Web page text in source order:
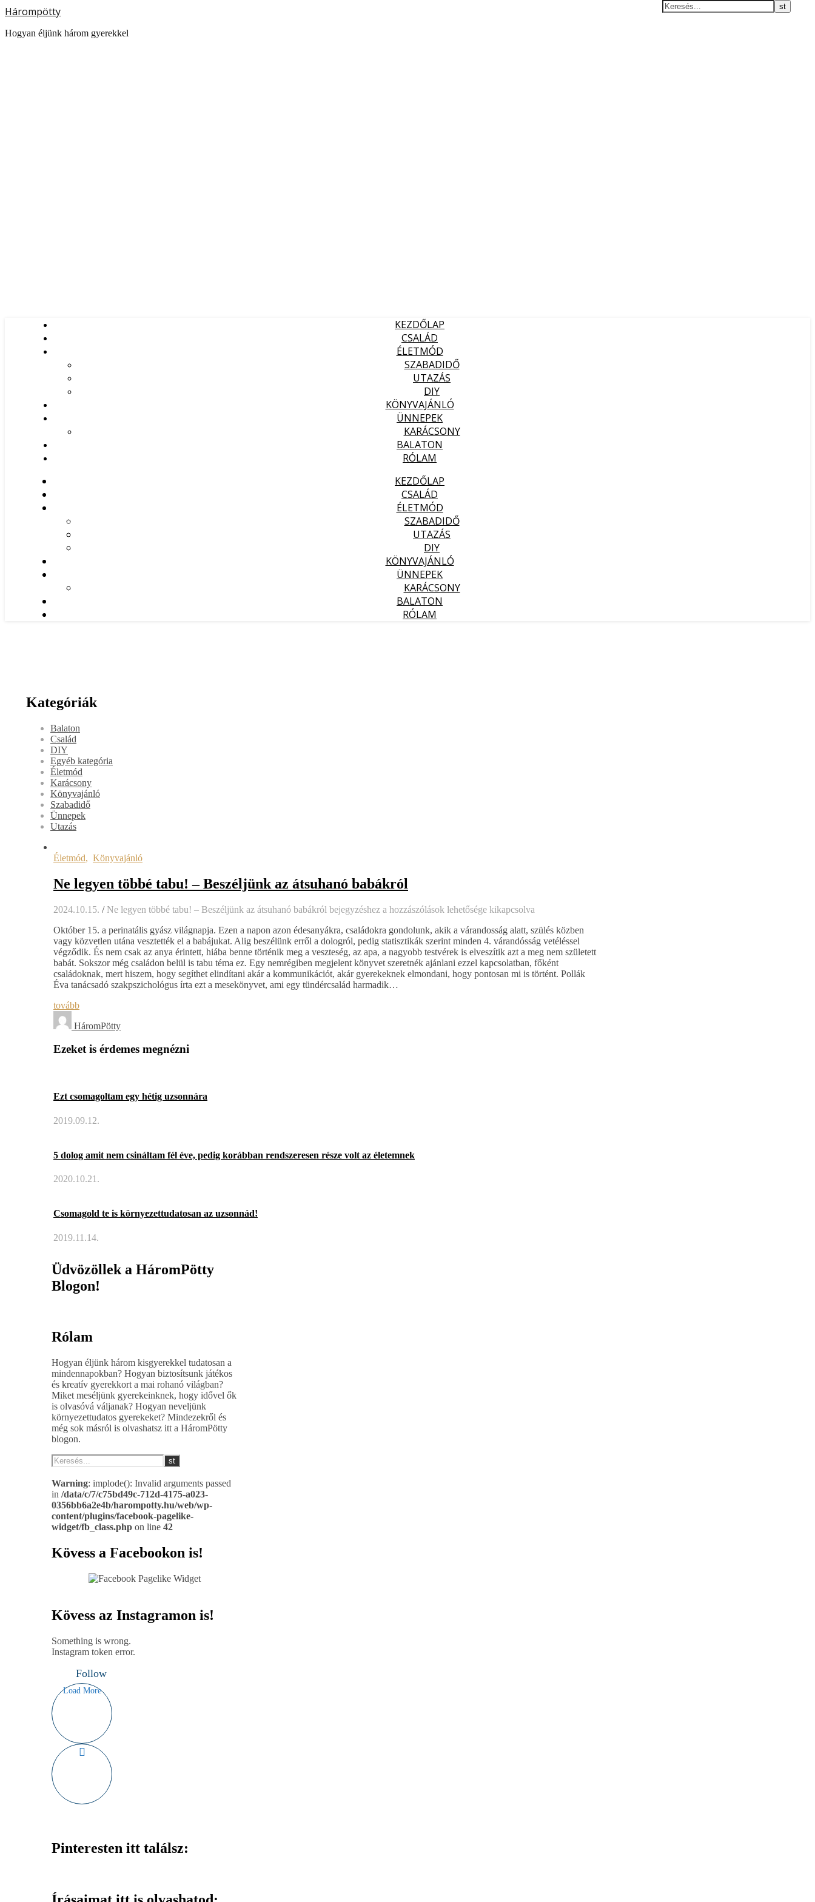
Hárompötty
Hogyan éljünk három gyerekkel
KEZDŐLAP
CSALÁD
ÉLETMÓD
SZABADIDŐ
UTAZÁS
DIY
KÖNYVAJÁNLÓ
ÜNNEPEK
KARÁCSONY
BALATON
RÓLAM
KEZDŐLAP
CSALÁD
ÉLETMÓD
SZABADIDŐ
UTAZÁS
DIY
KÖNYVAJÁNLÓ
ÜNNEPEK
KARÁCSONY
BALATON
RÓLAM
Kategóriák
Balaton
Család
DIY
Egyéb kategória
Életmód
Karácsony
Könyvajánló
Szabadidő
Ünnepek
Utazás
Életmód, Könyvajánló
Ne legyen többé tabu! – Beszéljünk az átsuhanó babákról
2024.10.15. / Ne legyen többé tabu! – Beszéljünk az átsuhanó babákról bejegyzéshez a hozzászólások lehetősége kikapcsolva
Október 15. a perinatális gyász világnapja. Ezen a napon azon édesanyákra, családokra gondolunk, akik a várandosság alatt, szülés közben
vagy közvetlen utána vesztették el a babájukat. Alig beszélünk erről a dologról, pedig statisztikák szerint minden 4. várandósság vetéléssel
végződik. És nem csak az anya érintett, hiába benne történik meg a veszteség, az apa, a nagyobb testvérek is elveszítik azt a meg nem született
babát. Sokszor még családon belül is tabu téma ez. Egy nemrégiben megjelent könyvet szeretnék ajánlani ezzel kapcsolatban, főként
családoknak, mert hiszem, hogy segíthet elindítani akár a kommunikációt, akár gyerekeknek elmondani, hogy pontosan mi is történt. Pollák
Éva tanácsadó szakpszichológus írta ezt a mesekönyvet, ami egy tündércsalád harmadik…
tovább
HáromPötty
Ezeket is érdemes megnézni
Ezt csomagoltam egy hétig uzsonnára
2019.09.12.
5 dolog amit nem csináltam fél éve, pedig korábban rendszeresen része volt az életemnek
2020.10.21.
Csomagold te is környezettudatosan az uzsonnád!
2019.11.14.
Üdvözöllek a HáromPötty
Blogon!
Rólam
Hogyan éljünk három kisgyerekkel tudatosan a
mindennapokban? Hogyan biztosítsunk játékos
és kreatív gyerekkort a mai rohanó világban?
Miket meséljünk gyerekeinknek, hogy idővel ők
is olvasóvá váljanak? Hogyan neveljünk
környezettudatos gyerekeket? Mindezekről és
még sok másról is olvashatsz itt a HáromPötty
blogon.
Warning: implode(): Invalid arguments passed
in /data/c/7/c75bd49c-712d-4175-a023-
0356bb6a2e4b/harompotty.hu/web/wp-
content/plugins/facebook-pagelike-
widget/fb_class.php on line 42
Kövess a Facebookon is!
Kövess az Instagramon is!
Something is wrong.
Instagram token error.
Follow
Load More
Pinteresten itt találsz: